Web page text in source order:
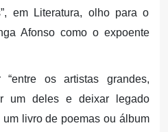
em Literatura, olho para o
Afonso como o expoente
os artistas grandes,
um deles e deixar legado
livro de poemas ou álbum